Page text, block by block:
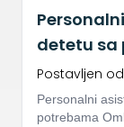
detetu sa
Postavljen
Personalni
potrebama